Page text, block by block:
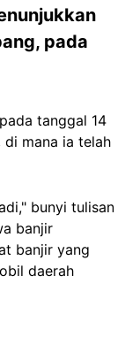
pada
tanggal 14
di mana ia telah
bunyi tulisan
banjir
banjir yang
daerah